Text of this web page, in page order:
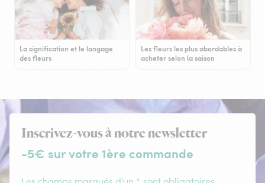
La signification et le langage
des fleurs
Les fleurs les plus abordables à
acheter selon la saison
Inscrivez-vous à notre newsletter
-5€ sur votre 1ère commande